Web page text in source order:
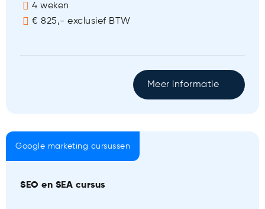
4 weken
€ 825,- exclusief BTW
Meer informatie
Google marketing cursussen
SEO en SEA cursus